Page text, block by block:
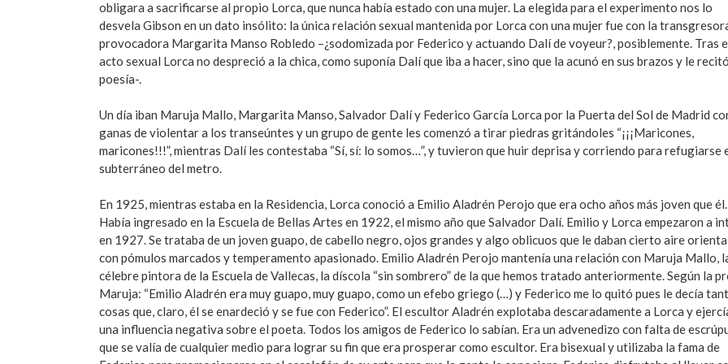
obligara a sacrificarse al propio Lorca, que nunca había estado con una mujer. La elegida para el experimento nos lo
desvela Gibson en un dato insólito: la única relación sexual mantenida por Lorca con una mujer fue con la
provocadora Margarita Manso Robledo –¿sodomizada por Federico y actuando Dalí de voyeur?, posiblemente. Tras
acto sexual Lorca no despreció a la chica, como suponía Dalí que iba a hacer, sino que la acunó en sus brazos y le
poesía-.
Un día iban Maruja Mallo, Margarita Manso, Salvador Dalí y Federico García Lorca por la Puerta del Sol de Madrid
ganas de violentar a los transeúntes y un grupo de gente les comenzó a tirar piedras gritándoles “¡¡¡Maricones,
maricones!!!”, mientras Dalí les contestaba “Sí, sí: lo somos…”, y tuvieron que huir deprisa y corriendo para refugiarse
subterráneo del metro.
En 1925, mientras estaba en la Residencia, Lorca conoció a Emilio Aladrén Perojo que era ocho años más joven que él.
Había ingresado en la Escuela de Bellas Artes en 1922, el mismo año que Salvador Dalí. Emilio y Lorca empezaron a
en 1927. Se trataba de un joven guapo, de cabello negro, ojos grandes y algo oblicuos que le daban cierto aire
con pómulos marcados y temperamento apasionado. Emilio Aladrén Perojo mantenía una relación con Maruja Mallo,
célebre pintora de la Escuela de Vallecas, la díscola “sin sombrero” de la que hemos tratado anteriormente. Según la
Maruja: “Emilio Aladrén era muy guapo, muy guapo, como un efebo griego (…) y Federico me lo quitó pues le decía
cosas que, claro, él se enardeció y se fue con Federico”. El escultor Aladrén explotaba descaradamente a Lorca y
una influencia negativa sobre el poeta. Todos los amigos de Federico lo sabían. Era un advenedizo con falta de
que se valía de cualquier medio para lograr su fin que era prosperar como escultor. Era bisexual y utilizaba la fama de